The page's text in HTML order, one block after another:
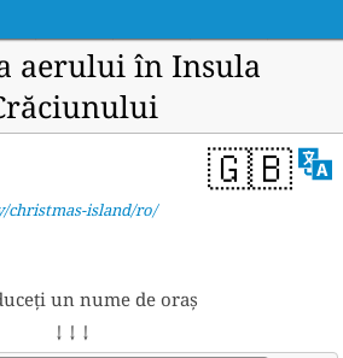
aerului în Insula
🇬🇧
christmas-island/ro/
un nume de oraș
↓ ↓ ↓